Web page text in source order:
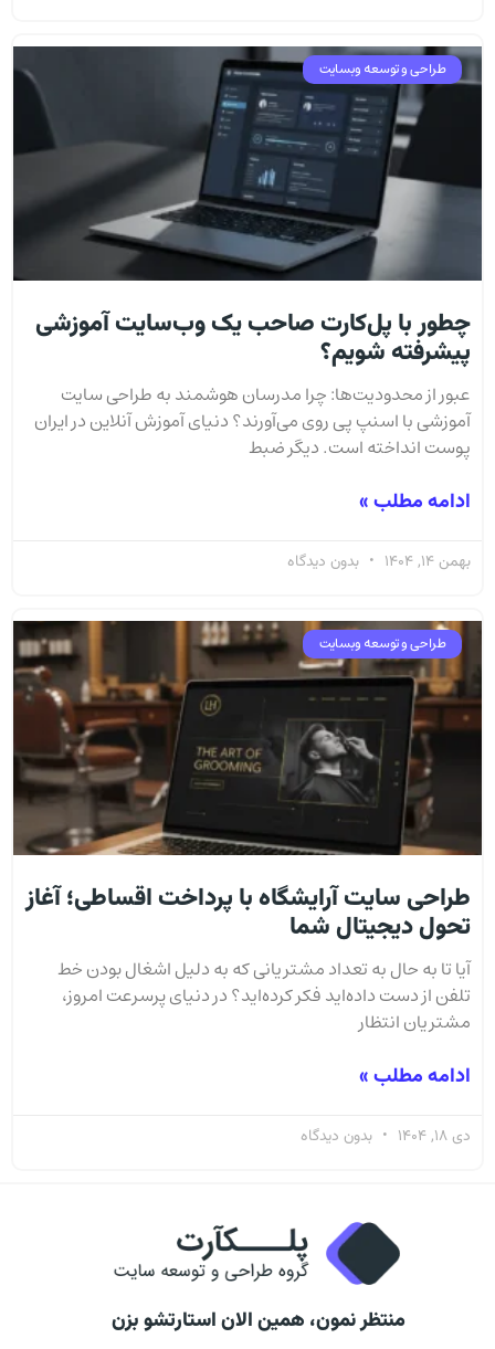
طراحی و توسعه وبسایت
چطور با پل‌کارت صاحب یک وب‌سایت آموزشی
پیشرفته شویم؟
عبور از محدودیت‌ها: چرا مدرسان هوشمند به طراحی سایت
آموزشی با اسنپ پی روی می‌آورند؟ دنیای آموزش آنلاین در ایران
پوست انداخته است. دیگر ضبط
ادامه مطلب »
بهمن 14, 1404 بدون دیدگاه
طراحی و توسعه وبسایت
طراحی سایت آرایشگاه با پرداخت اقساطی؛ آغاز
تحول دیجیتال شما
آیا تا به حال به تعداد مشتریانی که به دلیل اشغال بودن خط
تلفن از دست داده‌اید فکر کرده‌اید؟ در دنیای پرسرعت امروز،
مشتریان انتظار
ادامه مطلب »
دی 18, 1404 بدون دیدگاه
منتظر نمون، همین الان استارتشو بزن